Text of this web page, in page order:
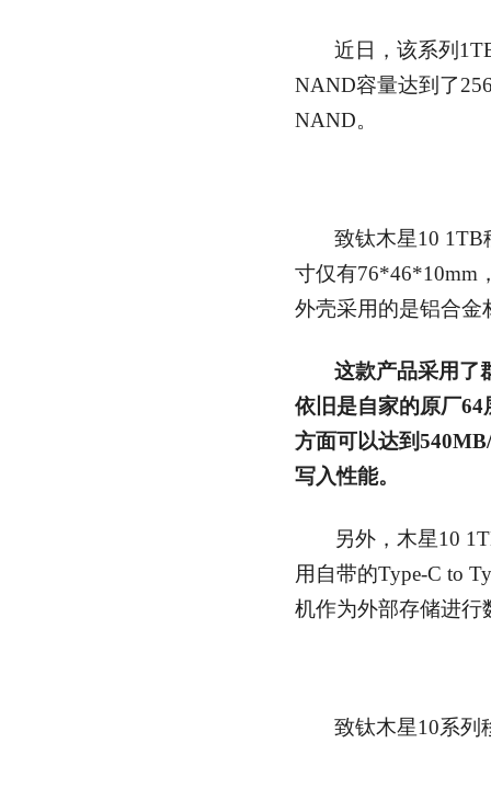
近日，该系列
NAND容量达到了
NAND。
致钛木星10 1TB
寸仅有76*46*10mm
外壳采用的是铝合金
这款产品采用了
依旧是自家的原厂
方面可以达到
写入性能。
另外，木星10
用自带的Type-C to
机作为外部存储进行
致钛木星10系列